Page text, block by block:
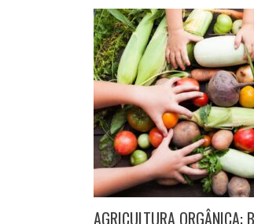
AGRICULTURA ORGÂNICA: